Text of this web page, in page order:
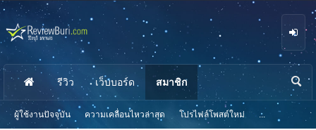
รีวิว เว็บบอร์ด สมาชิก
ผู้ใช้งานปัจจุบัน ความเคลื่อนไหวล่าสุด โปรไฟล์โพสต์ใหม่ ...
นห
า